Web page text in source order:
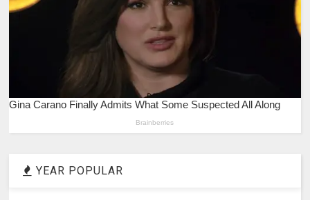
YEAR POPULAR